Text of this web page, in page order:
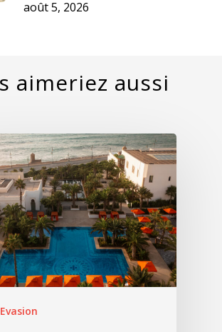
août 5, 2026
Evasion